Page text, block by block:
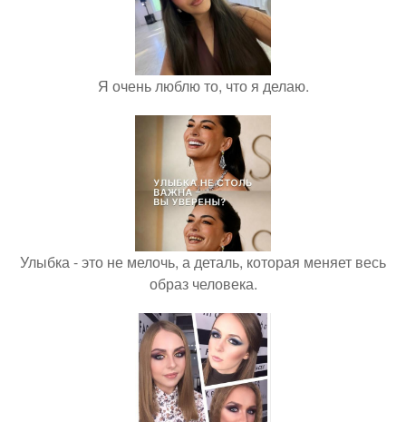
Я очень люблю то, что я делаю.
Улыбка - это не мелочь, а деталь, которая меняет весь
образ человека.